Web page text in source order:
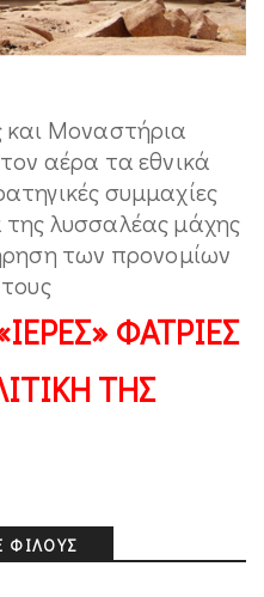
και Μοναστήρια
αέρα τα εθνικά
συμμαχίες
λυσσαλέας μάχης
των προνομίων
ΦΑΤΡΙΕΣ
ΤΗΣ
ΦΊΛΟΥΣ